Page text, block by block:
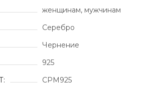
женщинам, мужчинам
Серебро
Чернение
925
СРМ925